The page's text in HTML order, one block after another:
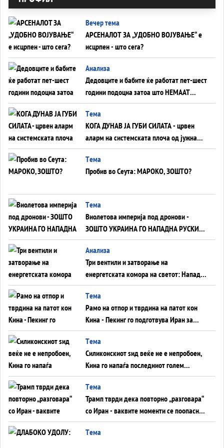
Вечер тема
АРСЕНАЛОТ ЗА „УДОБНО ВОЈУВАЊЕ“ е
исцрпен - што сега?
Анализа
Дедовците и бабите ќе работат пет-шест
години подоцна затоа што НЕМААТ
ВНУЦИ ДА ГИ ЗАМЕНАТ
Tема
КОГА ДУНАВ ЈА ГУБИ СИЛАТА - црвен
аларм на системската плоча од јужна
Германија до Црното Море...
Tема
Пробив во Сеута: МАРОКО, ЗОШТО?
Tема
Виолетова империја под дронови -
ЗОШТО УКРАИНА ГО НАПАДНА РУСКИОТ
WILDBERRIES
Aнализа
Три вентили и затворање на
енергетската комора на светот: Нападот
во Суец најавува глобален енергетски
инфаркт?
Tема
Рамо на отпор и тврдина на патот кон
Кина - Пекинг го подготвува Иран за
американска копнена инвазија
Tема
Силиконскиот ѕид веќе не е непробоен,
Кина го напаѓа последниот голем
монопол на Западот?
Tема
Трамп тврди дека повторно „разговара“
со Иран - ваквите моменти се поопасни
од отворените закани
Tема